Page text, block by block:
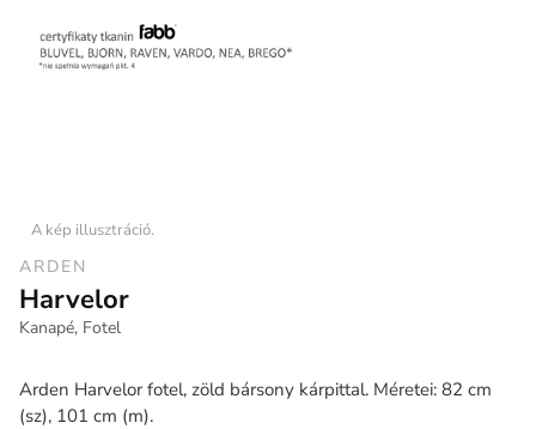
A kép illusztráció.
ARDEN
Harvelor
Kanapé, Fotel
Arden Harvelor fotel, zöld bársony kárpittal. Méretei: 82 cm
(sz), 101 cm (m).